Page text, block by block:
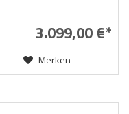
3.099,00 €*
Merken